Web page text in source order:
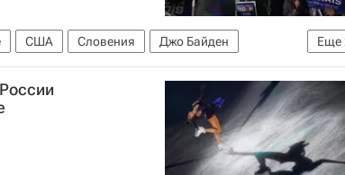
Еще
США Словения
Джо Байден